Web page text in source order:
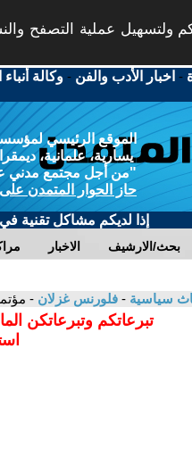
ولتسهيل عملية التصفح
- اخبار الأدب والفن -وكالة أنباء
الموقع الرئيسي
يسارية، علمانية،
"من أجل مجتمع مدني
حاز الحوار المتمدن
إذا لديكم مشاكل تقنية
الاخبار بحث/الارشيف
سياسية - فلورنس غزلان -
تبرعاتكم وتبرعاتكن